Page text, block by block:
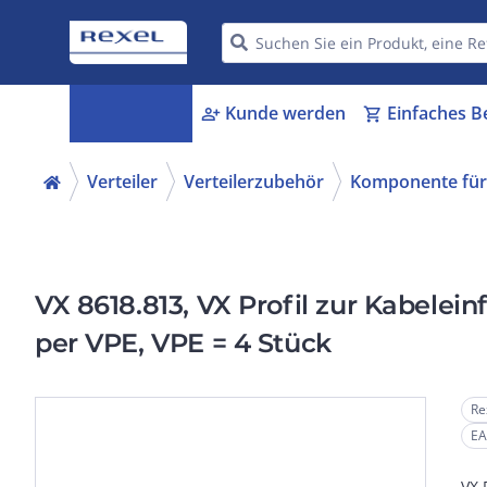
person_add Kunde werden shopping_cart Einfaches
Verteiler Verteilerzubehör Komponente
VX 8618.813, VX Profil zur
per VPE, VPE = 4 Stück